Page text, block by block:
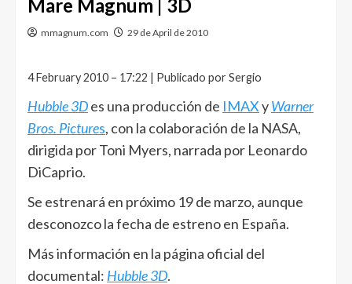
Mare Magnum | 3D
mmagnum.com 29 de April de 2010
4 February 2010 – 17:22 | Publicado por Sergio
Hubble 3Des una producción de IMAXyWarner
Bros. Pictures, con la colaboración de la NASA,
dirigida por Toni Myers, narrada por Leonardo
DiCaprio.
Se estrenará en próximo 19 de marzo, aunque
desconozco la fecha de estreno en España.
Más información en la página oficial del
documental: Hubble 3D.